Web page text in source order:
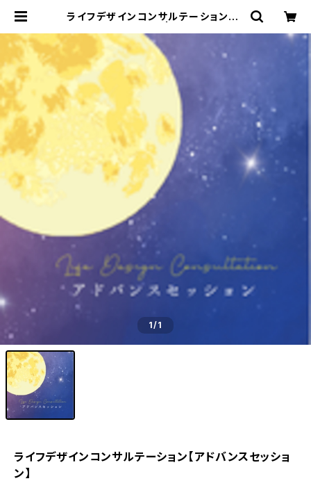
ライフデザインコンサルテーション【ア
リングサロン〜星の香り〜
1/1
ライフデザインコンサルテーション【アドバンスセッショ
ン】